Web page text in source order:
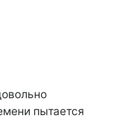
пытается